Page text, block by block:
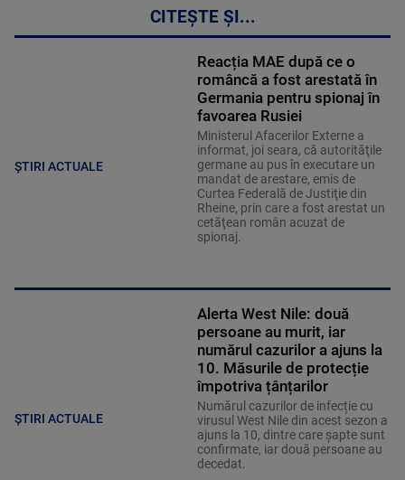
CITEȘTE ȘI...
ȘTIRI ACTUALE
Reacția MAE după ce o
româncă a fost arestată în
Germania pentru spionaj în
favoarea Rusiei
Ministerul Afacerilor Externe a
informat, joi seara, că autorităţile
germane au pus în executare un
mandat de arestare, emis de
Curtea Federală de Justiţie din
Rheine, prin care a fost arestat un
cetăţean român acuzat de
spionaj.
ȘTIRI ACTUALE
Alerta West Nile: două
persoane au murit, iar
numărul cazurilor a ajuns la
10. Măsurile de protecție
împotriva țânțarilor
Numărul cazurilor de infecție cu
virusul West Nile din acest sezon a
ajuns la 10, dintre care șapte sunt
confirmate, iar două persoane au
decedat.